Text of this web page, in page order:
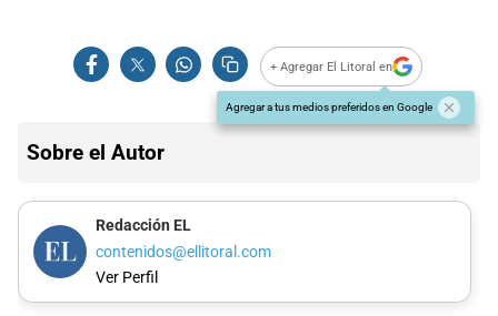
+ Agregar El Litoral en
Agregar a tus medios preferidos en Google
Sobre el Autor
Redacción EL
contenidos@ellitoral.com
Ver Perfil